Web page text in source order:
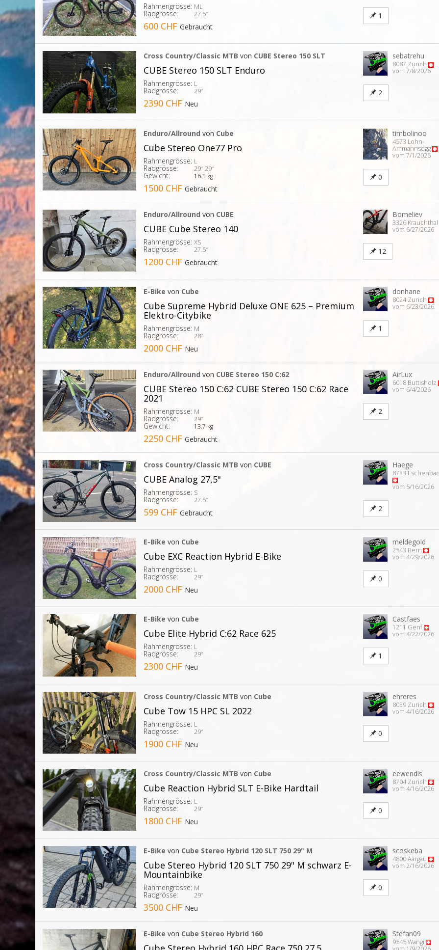
Rahmengrösse: ML
Radgrösse: 27.5″
600 CHFGebraucht
1
Cross Country/Classic MTB von CUBE Stereo 150 SLT
CUBE Stereo 150 SLT Enduro
Rahmengrösse: L
Radgrösse: 29″
2390 CHF Neu
sebatrehu
8087 Zurich
vom 7/8/2026
2
Enduro/Allround von Cube
Cube Stereo One77 Pro
Rahmengrösse: L
Radgrösse: 29″29″
Gewicht: 16.1 kg
1500 CHFGebraucht
timbolinoo
4573 Lohn-
Ammannsegg
vom 7/1/2026
0
Enduro/Allround von CUBE
CUBE Cube Stereo 140
Rahmengrösse: XS
Radgrösse: 27.5″
1200 CHFGebraucht
Bomeliev
3326 Krauchthal
vom 6/27/2026
12
E-Bike von Cube
Cube Supreme Hybrid Deluxe ONE 625 – Premium
Elektro-Citybike
Rahmengrösse: M
Radgrösse: 28″
2000 CHF Neu
donhane
8024 Zurich
vom 6/23/2026
1
Enduro/Allround von CUBE Stereo 150 C:62
CUBE Stereo 150 C:62 CUBE Stereo 150 C:62 Race
2021
Rahmengrösse: M
Radgrösse: 29″
Gewicht: 13.7 kg
2250 CHFGebraucht
AirLux
6018 Buttisholz
vom 6/4/2026
2
Cross Country/Classic MTB von CUBE
CUBE Analog 27,5"
Rahmengrösse: S
Radgrösse: 27.5″
599 CHFGebraucht
Haege
8733
vom 5/16/2026
2
E-Bike von Cube
Cube EXC Reaction Hybrid E-Bike
Rahmengrösse: L
Radgrösse: 29″
2000 CHF Neu
meldegold
2543 Bern
vom 4/29/2026
0
E-Bike von Cube
Cube Elite Hybrid C:62 Race 625
Rahmengrösse: L
Radgrösse: 29″
2300 CHF Neu
Castfaes
1211 Genf
vom 4/22/2026
1
Cross Country/Classic MTB von Cube
Cube Tow 15 HPC SL 2022
Rahmengrösse: L
Radgrösse: 29″
1900 CHF Neu
ehreres
8039 Zurich
vom 4/16/2026
0
Cross Country/Classic MTB von Cube
Cube Reaction Hybrid SLT E-Bike Hardtail
Rahmengrösse: L
Radgrösse: 29″
1800 CHF Neu
eewendis
8704 Zurich
vom 4/16/2026
0
E-Bike von Cube Stereo Hybrid 120 SLT 750 29" M
Cube Stereo Hybrid 120 SLT 750 29" M schwarz E-
Mountainbike
Rahmengrösse: M
Radgrösse: 29″
3500 CHF Neu
scoskeba
4800 Aargau
vom 2/16/2026
0
E-Bike von Cube Stereo Hybrid 160 Stefan09
9545 Wängi